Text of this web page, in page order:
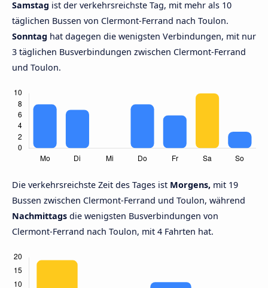
Samstag ist der verkehrsreichste Tag, mit mehr als 10
täglichen Bussen von Clermont-Ferrand nach Toulon.
Sonntag hat dagegen die wenigsten Verbindungen, mit nur
3 täglichen Busverbindungen zwischen Clermont-Ferrand
und Toulon.
Die verkehrsreichste Zeit des Tages ist Morgens, mit 19
Bussen zwischen Clermont-Ferrand und Toulon, während
Nachmittags die wenigsten Busverbindungen von
Clermont-Ferrand nach Toulon, mit 4 Fahrten hat.